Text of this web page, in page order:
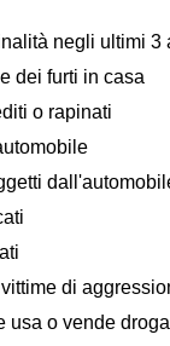
negli ultimi 3
dei furti in casa
o rapinati
di
usa o vende droga